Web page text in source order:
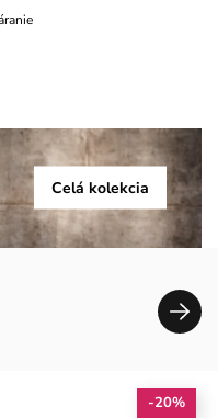
Celá kolekcia
-20%